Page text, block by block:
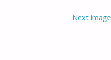
Next image